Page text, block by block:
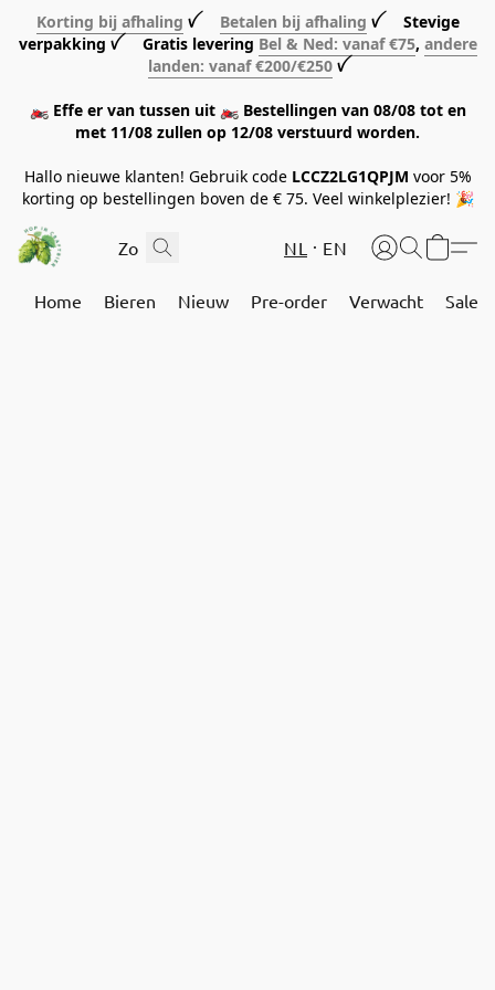
Korting bij afhaling ꪜ Betalen bij afhaling ꪜ Stevige
verpakking ꪜ Gratis levering Bel & Ned: vanaf €75, andere
landen: vanaf €200/€250 ꪜ
🏍️ Effe er van tussen uit 🏍️ Bestellingen van 08/08 tot en
met 11/08 zullen op 12/08 verstuurd worden.
Hallo nieuwe klanten! Gebruik code LCCZ2LG1QPJM voor 5%
korting op bestellingen boven de € 75. Veel winkelplezier! 🎉
NL EN
Home Bieren Nieuw Pre-order Verwacht Sale